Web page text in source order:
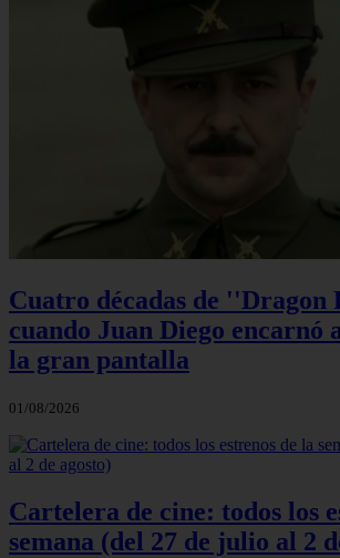
Cuatro décadas de ''Dragon
cuando Juan Diego encarnó
la gran pantalla
01/08/2026
Cartelera de cine: todos los
semana (del 27 de julio al 2